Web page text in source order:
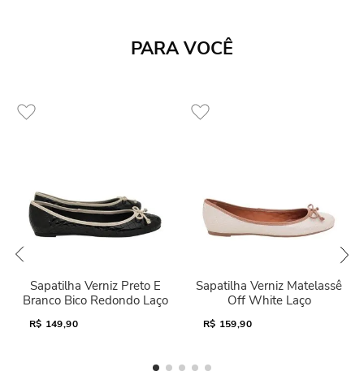
PARA VOCÊ
Sapatilha Verniz Preto E
Branco Bico Redondo Laço
R$ 149,90
Sapatilha Verniz Matelassê
Off White Laço
R$ 159,90